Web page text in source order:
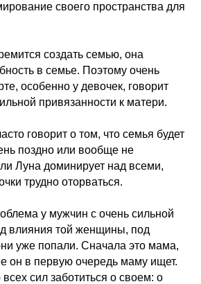
своего пространства для
создать семью, она
в семье. Поэтому очень
особенно у девочек, говорит
привязанности к матери.
говорит о том, что семья будет
поздно или вообще не
Луна доминирует над всеми,
трудно оторваться.
у мужчин с очень сильной
влияния той женщины, под
уже попали. Сначала это мама,
он в первую очередь маму ищет.
сил заботиться о своем: о